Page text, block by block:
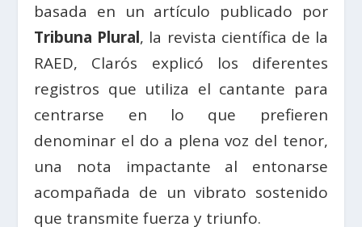
basada en un artículo publicado por
Tribuna Plural, la revista científica de la
RAED, Clarós explicó los diferentes
registros que utiliza el cantante para
centrarse en lo que prefieren
denominar el do a plena voz del tenor,
una nota impactante al entonarse
acompañada de un vibrato sostenido
que transmite fuerza y triunfo.